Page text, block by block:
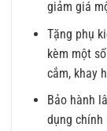
giảm giá
Tặng phụ
kèm một
cắm, khay
Bảo hành
dụng chính